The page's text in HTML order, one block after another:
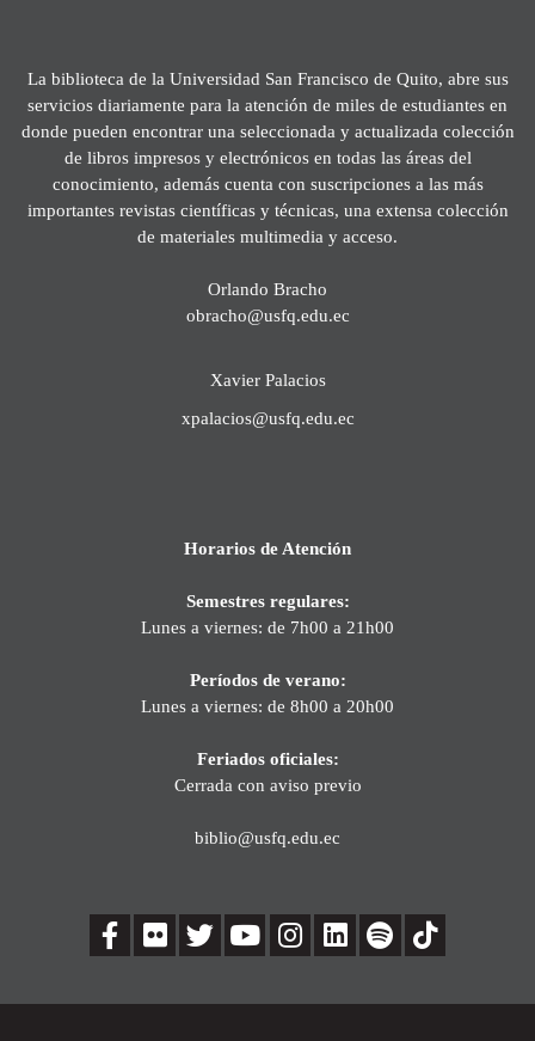
La biblioteca de la Universidad San Francisco de Quito, abre sus
servicios diariamente para la atención de miles de estudiantes en
donde pueden encontrar una seleccionada y actualizada colección
de libros impresos y electrónicos en todas las áreas del
conocimiento, además cuenta con suscripciones a las más
importantes revistas científicas y técnicas, una extensa colección
de materiales multimedia y acceso.
Orlando Bracho
obracho@usfq.edu.ec
Xavier Palacios
xpalacios@usfq.edu.ec
Horarios de Atención
Semestres regulares:
Lunes a viernes: de 7h00 a 21h00
Períodos de verano:
Lunes a viernes: de 8h00 a 20h00
Feriados oficiales:
Cerrada con aviso previo
biblio@usfq.edu.ec